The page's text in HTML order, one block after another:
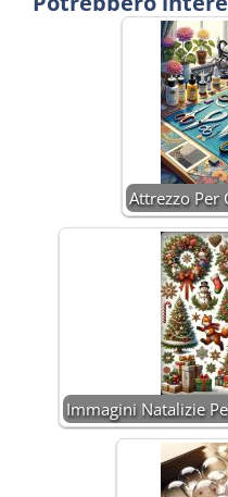
Attrezzo Per
Immagini Natalizie